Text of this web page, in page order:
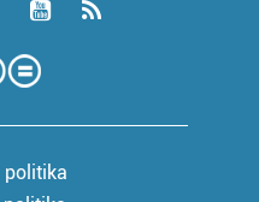
politika